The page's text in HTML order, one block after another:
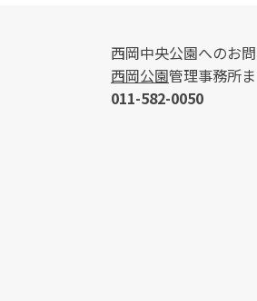
西岡中央公園へのお
西岡公園管理事務所
011-582-0050